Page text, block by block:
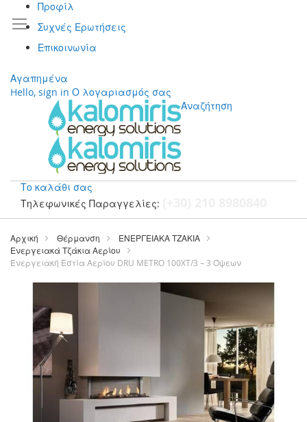
Προφίλ
Συχνές Ερωτήσεις
Επικοινωνία
Αγαπημένα
Hello, sign in Ο λογαριασμός σας
Αναζήτηση
Το καλάθι σας
Τηλεφωνικές Παραγγελίες:
Μετάβαση
περιεχόμενο
Αρχική Θέρμανση
ΕΝΕΡΓΕΙΑΚΑ ΤΖΑΚΙΑ
Ενεργειακά Τζάκια Αερίου
Ενεργειακή Εστία Αερίου DRU METRO 100XT/3 – 3 Όψεων
τέλος
συλλογής
εικόνων